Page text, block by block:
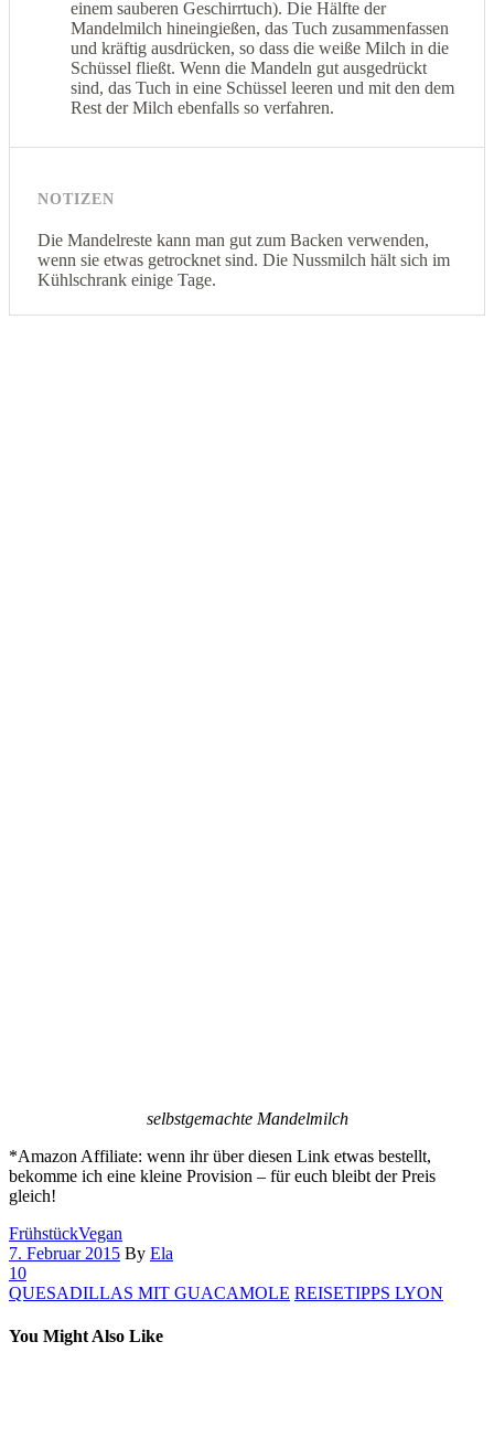
einem sauberen Geschirrtuch). Die Hälfte der
Mandelmilch hineingießen, das Tuch zusammenfassen
und kräftig ausdrücken, so dass die weiße Milch in die
Schüssel fließt. Wenn die Mandeln gut ausgedrückt
sind, das Tuch in eine Schüssel leeren und mit den dem
Rest der Milch ebenfalls so verfahren.
NOTIZEN
Die Mandelreste kann man gut zum Backen verwenden,
wenn sie etwas getrocknet sind. Die Nussmilch hält sich im
Kühlschrank einige Tage.
selbstgemachte Mandelmilch
*Amazon Affiliate: wenn ihr über diesen Link etwas bestellt,
bekomme ich eine kleine Provision – für euch bleibt der Preis
gleich!
FrühstückVegan
7. Februar 2015 By Ela
10
QUESADILLAS MIT GUACAMOLE REISETIPPS LYON
You Might Also Like